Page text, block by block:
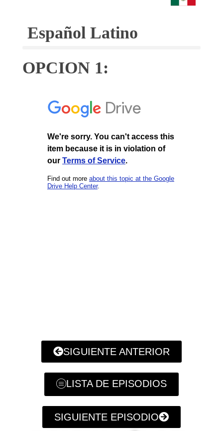
Español Latino
OPCION 1:
SIGUIENTE ANTERIOR
LISTA DE EPISODIOS
SIGUIENTE EPISODIO